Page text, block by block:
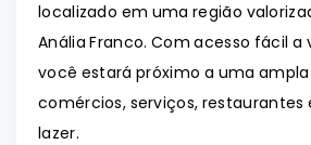
localizado em uma região
Anália Franco. Com acesso fácil a
você estará próximo a uma
comércios, serviços, restaurantes
lazer.